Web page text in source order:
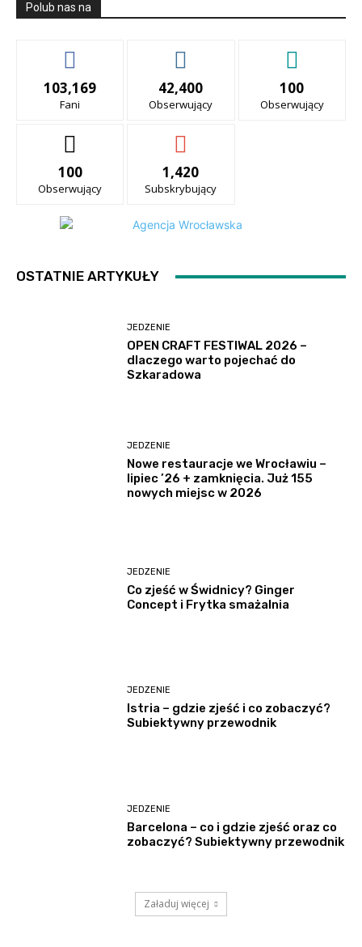
Polub nas na
103,169
Fani
42,400
Obserwujący
100
Obserwujący
100
Obserwujący
1,420
Subskrybujący
OSTATNIE ARTYKUŁY
JEDZENIE
OPEN CRAFT FESTIWAL 2026 –
dlaczego warto pojechać do
Szkaradowa
JEDZENIE
Nowe restauracje we Wrocławiu –
lipiec ’26 + zamknięcia. Już 155
nowych miejsc w 2026
JEDZENIE
Co zjeść w Świdnicy? Ginger
Concept i Frytka smażalnia
JEDZENIE
Istria – gdzie zjeść i co zobaczyć?
Subiektywny przewodnik
JEDZENIE
Barcelona – co i gdzie zjeść oraz co
zobaczyć? Subiektywny przewodnik
Załaduj więcej